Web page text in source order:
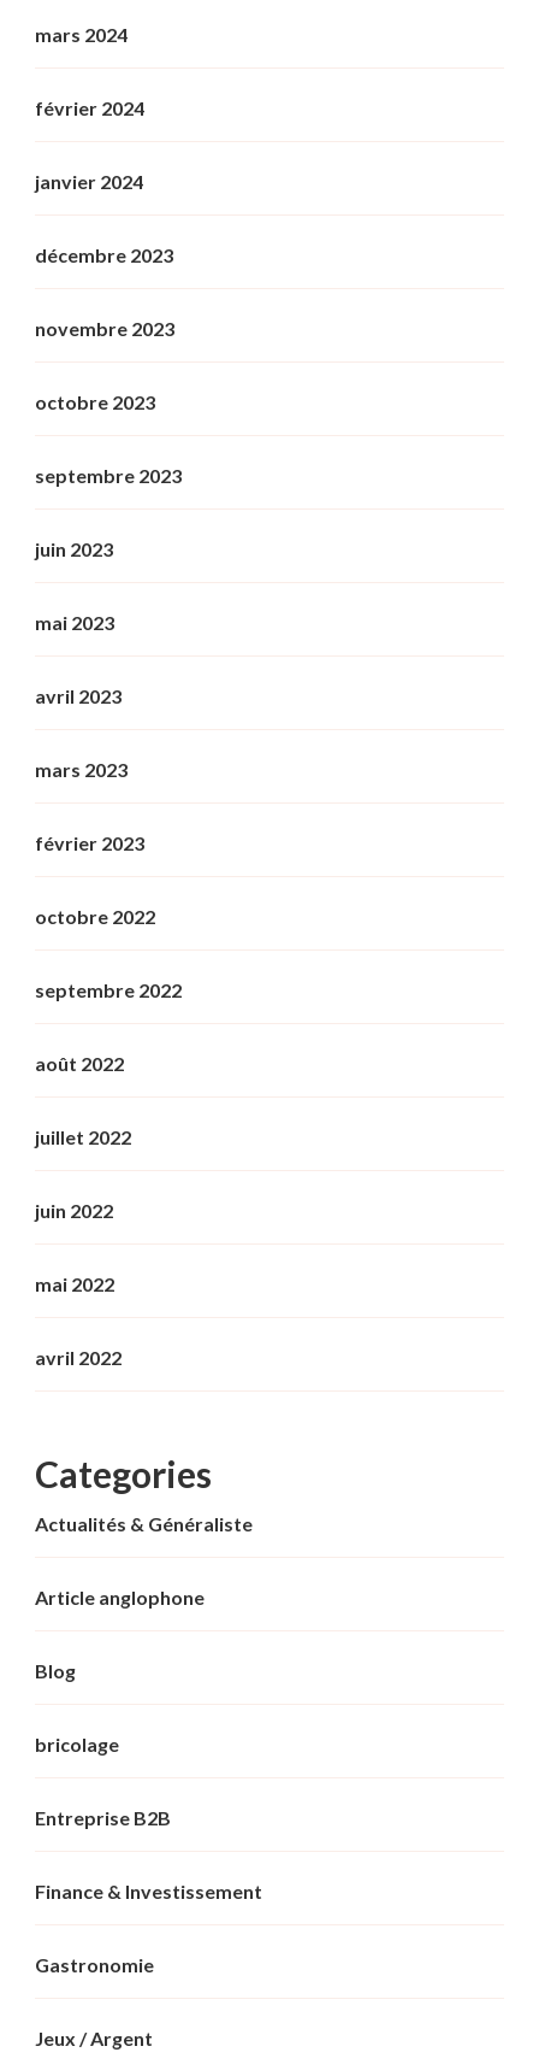
mars 2024
février 2024
janvier 2024
décembre 2023
novembre 2023
octobre 2023
septembre 2023
juin 2023
mai 2023
avril 2023
mars 2023
février 2023
octobre 2022
septembre 2022
août 2022
juillet 2022
juin 2022
mai 2022
avril 2022
Categories
Actualités & Généraliste
Article anglophone
Blog
bricolage
Entreprise B2B
Finance & Investissement
Gastronomie
Jeux / Argent